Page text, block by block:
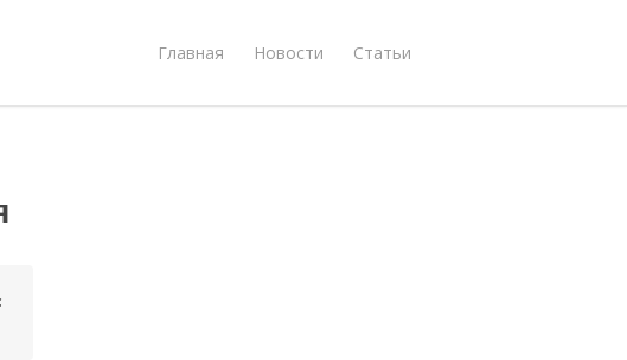
Главная Новости Статьи